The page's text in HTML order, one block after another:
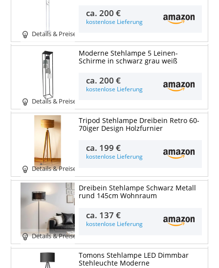
Details & Preise
ca.200 €
kostenlose Lieferung
Details & Preise
Moderne Stehlampe 5 Leinen-
Schirme in schwarz grau weiß
ca.200 €
kostenlose Lieferung
Details & Preise
Tripod Stehlampe Dreibein Retro 60-
70iger Design Holzfurnier
ca. 199 €
kostenlose Lieferung
Details & Preise
Dreibein Stehlampe Schwarz Metall
rund 145cm Wohnraum
ca. 137 €
kostenlose Lieferung
Tomons Stehlampe LED Dimmbar
Stehleuchte Moderne